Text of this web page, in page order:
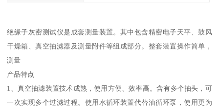
绝缘子灰密测试仪是成套测量装置。其中包含精密电子天平、鼓风
干燥箱、真空抽滤器及测量附件等组成部分。整套装置操作简单，
测量
产品特点
1、真空抽滤装置技术成熟，使用方便、效率高。含有多个抽头，可
一次实现多个过滤过程。使用水循环装置代替油循环泵，使用更为